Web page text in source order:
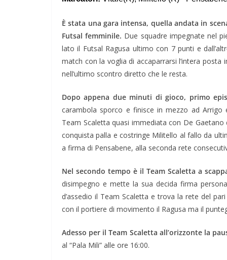
È stata una gara intensa, quella andata in
Futsal femminile. Due squadre impegnate nel
lato il Futsal Ragusa ultimo con 7 punti e
match con la voglia di accaparrarsi l’intera
nell’ultimo scontro diretto che le resta.
Dopo appena due minuti di gioco, primo
carambola sporco e finisce in mezzo ad Arrigo
Team Scaletta quasi immediata con De
conquista palla e costringe Militello al fallo da
a firma di Pensabene, alla seconda rete
Nel secondo tempo è il Team Scaletta a
disimpegno e mette la sua decida firma
d’assedio il Team Scaletta e trova la rete del
con il portiere di movimento il Ragusa ma il
Adesso per il Team Scaletta all’orizzonte la
al “Pala Mili” alle ore 16:00.